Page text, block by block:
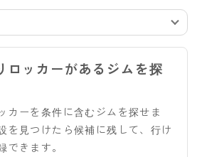
ロッカーがあるジムを探
カーを条件に含むジムを探せま
を見つけたら候補に残して、行け
できます。